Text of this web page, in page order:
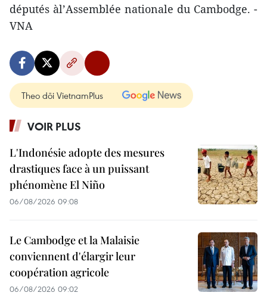
députés àl’Assemblée nationale du Cambodge. -
VNA
Theo dõi VietnamPlus
VOIR PLUS
L'Indonésie adopte des mesures
drastiques face à un puissant
phénomène El Niño
06/08/2026 09:08
Le Cambodge et la Malaisie
conviennent d'élargir leur
coopération agricole
06/08/2026 09:02